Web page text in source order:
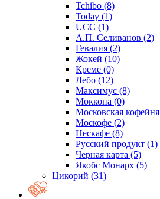
Tchibo (8)
Today (1)
UCC (1)
А.П. Селиванов (2)
Гевалия (2)
Жокей (10)
Креме (0)
Лебо (12)
Максимус (8)
Моккона (0)
Московская
Москофе (2)
Нескафе (8)
Русский продукт (1)
Черная карта (5)
Якобс Монарх (5)
Цикорий (31)